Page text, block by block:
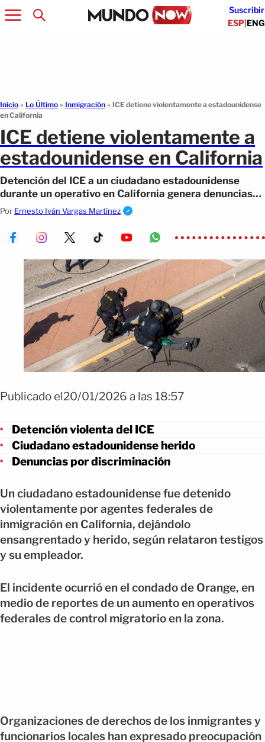
Suscribir
ESP|ENG
Inicio » Lo Último » Inmigración » ICE detiene violentamente a estadounidense
en California
ICE detiene violentamente a
estadounidense en California
Detención del ICE a un ciudadano estadounidense
durante un operativo en California genera denuncias
por uso excesivo de la fuerza.
Por Ernesto Iván Vargas Martínez
Publicado el20/01/2026 a las 18:57
Detención violenta del ICE
Ciudadano estadounidense herido
Denuncias por discriminación
Un ciudadano estadounidense fue detenido
violentamente por agentes federales de
inmigración en California, dejándolo
ensangrentado y herido, según relataron testigos
y su empleador.
El incidente ocurrió en el condado de Orange, en
medio de reportes de un aumento en operativos
federales de control migratorio en la zona.
Organizaciones de derechos de los inmigrantes y
funcionarios locales han expresado preocupación